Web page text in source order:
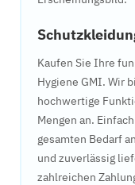
Kaufen Sie Ihre
Hygiene GMI. Wir
hochwertige
Mengen an.
gesamten Bedarf
und zuverlässig
zahlreichen